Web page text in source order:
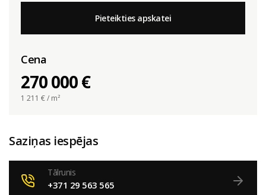
Pieteikties apskatei
Cena
270 000 €
1 211 € / m²
Saziņas iespējas
Tālrunis
+371 29 563 565